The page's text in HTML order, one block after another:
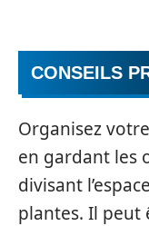
CONSEILS
Organisez
en gardant les
divisant
plantes. Il peut